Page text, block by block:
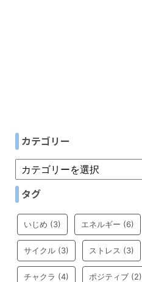
カテゴリー
タグ
いじめ (3) エネルギー (6)
サイクル (3) ストレス (3)
チャクラ (4) ポジティブ (2)